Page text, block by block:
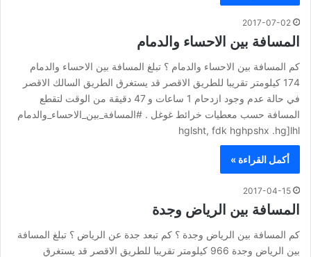
2017-07-02
المسافة بين الاحساء والدمام
كم المسافة بين الاحساء والدمام ؟ تبلغ المسافة بين الاحساء والدمام
174 كيلومتر تقريبا للطريق الاقصر قد يستغرق الطريق السالك الاقصر
في حالة عدم وجود ازدحام 1 ساعات و 47 دقيقة من الوقت لتقطع
المسافة حسب معطيات خرائط غوغل . #المسافة_بين_الاحساء_والدمام
hglsht, fdk hghpshx .hg]lhl
أكمل القراءة »
2017-04-15
المسافة بين الرياض وجدة
كم المسافة بين الرياض وجدة ؟ كم تبعد جدة عن الرياض ؟ تبلغ المسافة
بين الرياض وجدة 966 كيلومتر تقريبا للطريق الاقصر قد يستغرق